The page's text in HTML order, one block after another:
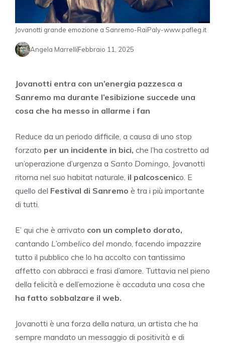
Jovanotti grande emozione a Sanremo-RaiPaly-www.pafleg.it
Angela MarrelliFebbraio 11, 2025
Jovanotti entra con un’energia pazzesca a
Sanremo ma durante l’esibizione succede una
cosa che ha messo in allarme i fan
Reduce da un periodo difficile, a causa di uno stop
forzato per un incidente in bici, che l’ha costretto ad
un’operazione d’urgenza a Santo Domingo, Jovanotti
ritorna nel suo habitat naturale, il palcoscenico. E
quello del Festival di Sanremo è tra i più importante
di tutti.
E’ qui che è arrivato con un completo dorato,
cantando L’ombelico del mondo, facendo impazzire
tutto il pubblico che lo ha accolto con tantissimo
affetto con abbracci e frasi d’amore. Tuttavia nel pieno
della felicità e dell’emozione è accaduta una cosa che
ha fatto sobbalzare il web.
Jovanotti è una forza della natura, un artista che ha
sempre mandato un messaggio di positività e di